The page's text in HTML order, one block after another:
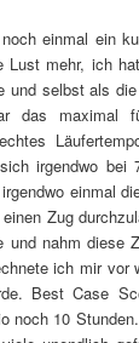
einmal ein
Lust mehr, ich
und selbst als
das maximal
irgendwo bei
einmal
Zug
und nahm diese
ich mir vor
Best Case
noch 10